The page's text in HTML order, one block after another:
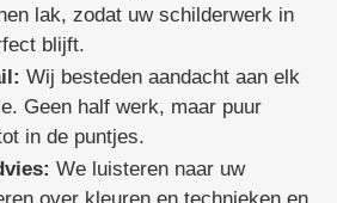
lak, zodat uw schilderwerk in
blijft.
Wij besteden aandacht aan elk
Geen half werk, maar puur
in de puntjes.
We luisteren naar uw